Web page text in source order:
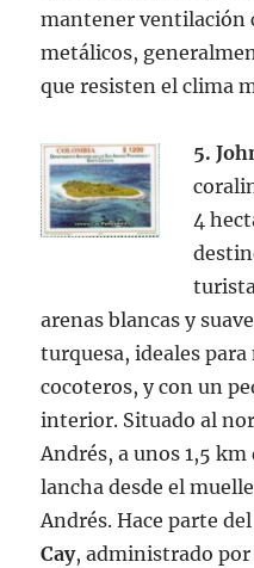
mantener ventilación
metálicos,
que resisten el clima
5.
4
arenas blancas y
turquesa, ideales
cocoteros, y con un
interior. Situado al
Andrés, a unos 1,5 km
lancha desde el
Andrés. Hace parte
Cay, administrado